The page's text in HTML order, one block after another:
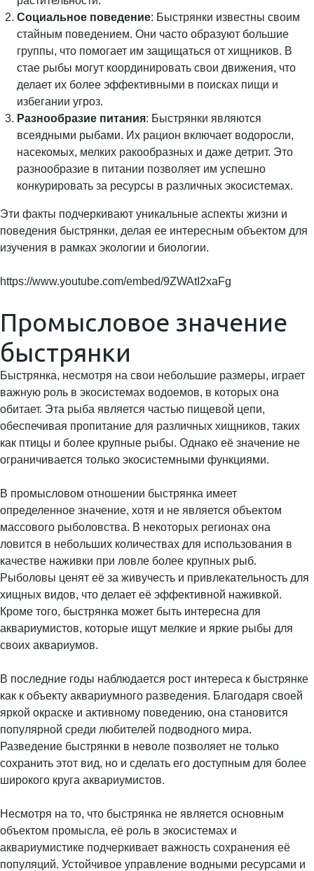
Социальное поведение: Быстрянки известны своим
стайным поведением. Они часто образуют большие
группы, что помогает им защищаться от хищников. В
стае рыбы могут координировать свои движения, что
делает их более эффективными в поисках пищи и
избегании угроз.
Разнообразие питания: Быстрянки являются
всеядными рыбами. Их рацион включает водоросли,
насекомых, мелких ракообразных и даже детрит. Это
разнообразие в питании позволяет им успешно
конкурировать за ресурсы в различных экосистемах.
Эти факты подчеркивают уникальные аспекты жизни и
поведения быстрянки, делая ее интересным объектом для
изучения в рамках экологии и биологии.
https://www.youtube.com/embed/9ZWAtI2xaFg
Промысловое значение
быстрянки
Быстрянка, несмотря на свои небольшие размеры, играет
важную роль в экосистемах водоемов, в которых она
обитает. Эта рыба является частью пищевой цепи,
обеспечивая пропитание для различных хищников, таких
как птицы и более крупные рыбы. Однако её значение не
ограничивается только экосистемными функциями.
В промысловом отношении быстрянка имеет
определенное значение, хотя и не является объектом
массового рыболовства. В некоторых регионах она
ловится в небольших количествах для использования в
качестве наживки при ловле более крупных рыб.
Рыболовы ценят её за живучесть и привлекательность для
хищных видов, что делает её эффективной наживкой.
Кроме того, быстрянка может быть интересна для
аквариумистов, которые ищут мелкие и яркие рыбы для
своих аквариумов.
В последние годы наблюдается рост интереса к быстрянке
как к объекту аквариумного разведения. Благодаря своей
яркой окраске и активному поведению, она становится
популярной среди любителей подводного мира.
Разведение быстрянки в неволе позволяет не только
сохранить этот вид, но и сделать его доступным для более
широкого круга аквариумистов.
Несмотря на то, что быстрянка не является основным
объектом промысла, её роль в экосистемах и
аквариумистике подчеркивает важность сохранения её
популяций. Устойчивое управление водными ресурсами и